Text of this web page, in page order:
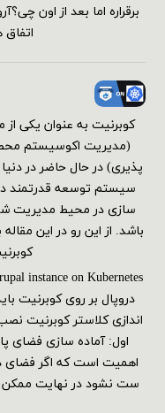
کوبرنیت به عنوان یکی از
(مدیریت اکوسیستم
پذیری) در حال حاضر در
سیستم توسعه قدرتمند
سازی در محیط مدیریت
باشد. از این رو در این
دروپال بر روی کوبرنیت
اول: آماده سازی فضای
اهمیت است که اگر فضای
ست نشود در نهایت ممکن